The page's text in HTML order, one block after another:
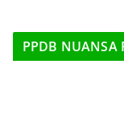
PPDB NUANSA